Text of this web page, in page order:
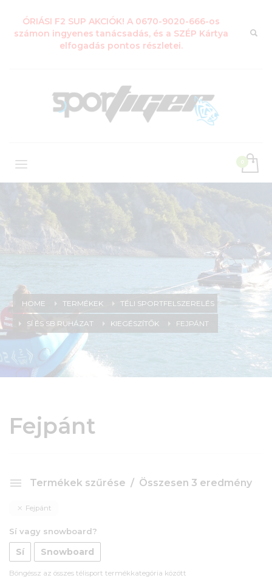
ÓRIÁSI F2 SUP AKCIÓK! A 0670-9020-666-os
számon ingyenes tanácsadás, és a SZÉP Kártya
elfogadás pontos részletei.
HOME TERMÉKEK TÉLI SPORTFELSZERELÉS
SÍ ÉS SB RUHÁZAT KIEGÉSZÍTŐK FEJPÁNT
Fejpánt
Termékek szűrése Összesen 3 eredmény
Fejpánt
Sí vagy snowboard?
Sí Snowboard
Böngéssz az összes télisport termékkategória között